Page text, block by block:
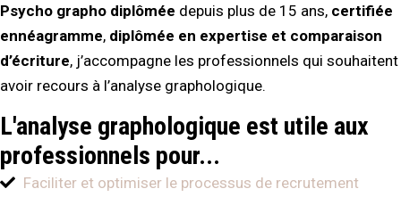
Psycho grapho diplômée depuis plus de 15 ans, certifiée
ennéagramme, diplômée en expertise et comparaison
d’écriture, j’accompagne les professionnels qui souhaitent
avoir recours à l’analyse graphologique.
L'analyse graphologique est utile aux
professionnels pour...
Faciliter et optimiser le processus de recrutement